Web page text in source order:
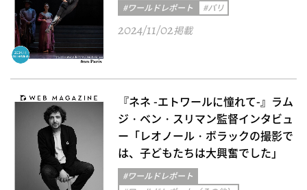
#ワールドレポート #パリ
2024/11/02掲載
『ネネ -エトワールに憧れて-』ラム
ジ・ベン・スリマン監督インタビュ
ー「レオノール・ボラックの撮影で
は、子どもたちは大興奮でした」
#ワールドレポート